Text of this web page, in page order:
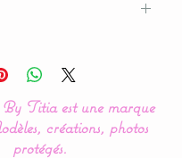
By Titia
de
Titia est une marque
créations, photos
protégés.